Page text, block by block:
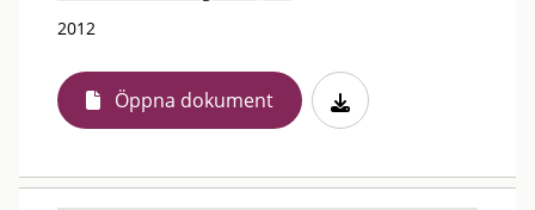
2012
Öppna dokument